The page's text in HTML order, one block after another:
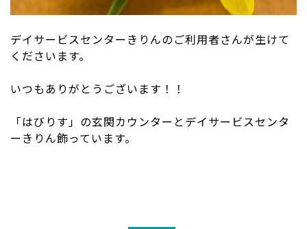
デイサービスセンターきりんのご利用者さんが生けて
くださいます。
いつもありがとうございます！！
「はびりす」の玄関カウンターとデイサービスセンタ
ーきりん飾っています。